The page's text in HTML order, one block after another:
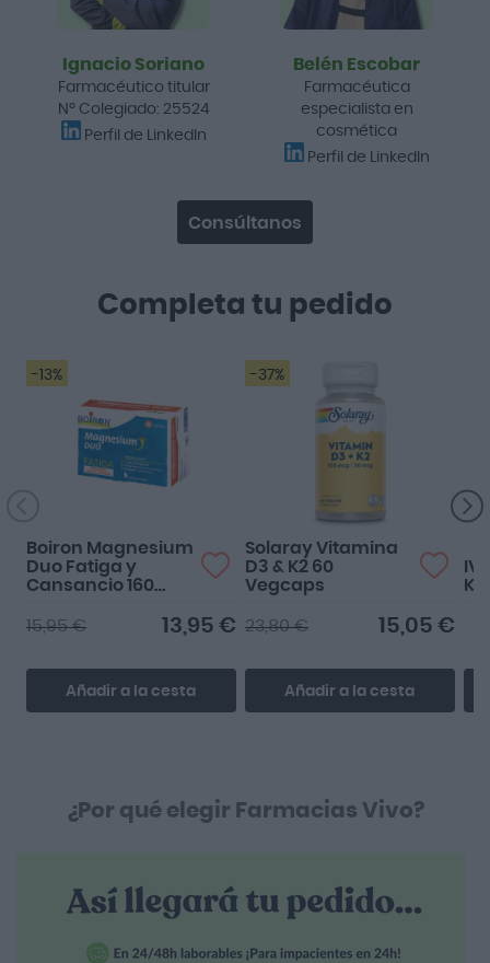
Completa tu pedido
-13%
Boiron Magnesium
Duo Fatiga y
Cansancio 160
13,95 €
15,95 €
Añadir a la cesta
-37%
Solaray Vitamina
D3 & K2 60
Vegcaps
15,05 €
23,80 €
Añadir a la cesta
Ignacio Soriano
Farmacéutico titular
Nº Colegiado: 25524
Perfil de LinkedIn
Belén Escobar
Farmacéutica
especialista en
cosmética
Perfil de LinkedIn
Consúltanos
¿Por qué elegir Farmacias Vivo?